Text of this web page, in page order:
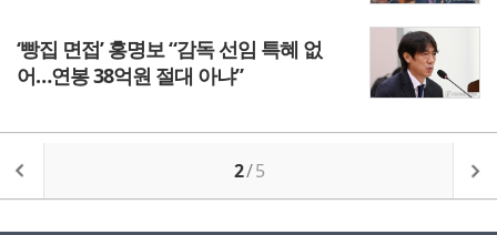
‘빵집 면접’ 홍명보 “감독 선임 특혜 없
어…연봉 38억원 절대 아냐”
2/5